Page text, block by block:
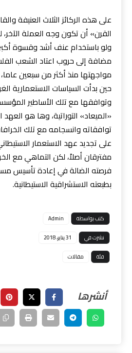
على هذه الركائز الثلاث العنيفة
القرن» أن تكون وجه العملة
ولو باستخدام عنف أشد وقسوة
مضافة إلى حروب اعتاد الشعب
مواجهتها منذ أكثر من سبعين
حين بدأت السياسات الاستعمارية
وتوافقها مع تلك الأساطير
«الميعاد» التوراتية، وها هو العهد
توافقاته وانسجامه مع تلك
على تجديد عهد الاستعمار
مفترقان أصلاً، لكن التماهي مع
فرصته الضالة في إعادة تأسيس
بطبعته الاستشراقية الاستيطانية.
كتب بواسطة
Admin
نشرت في
31 يناير، 2018
فئة
مقالات